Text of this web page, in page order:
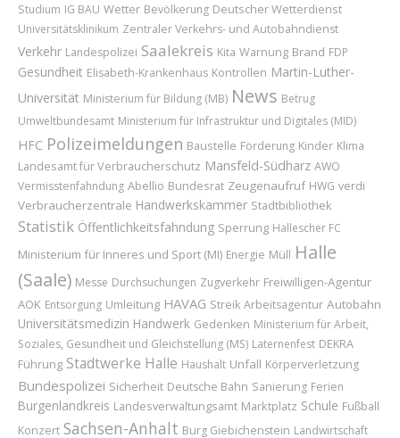
Studium IG BAU Wetter Bevölkerung Deutscher Wetterdienst
Universitätsklinikum Zentraler Verkehrs- und Autobahndienst
Verkehr Landespolizei Saalekreis Kita Warnung Brand FDP
Gesundheit Elisabeth-Krankenhaus Kontrollen Martin-Luther-
Universität Ministerium für Bildung (MB) News Betrug
Umweltbundesamt Ministerium für Infrastruktur und Digitales (MID)
HFC Polizeimeldungen Baustelle Förderung Kinder Klima
Landesamt für Verbraucherschutz Mansfeld-Südharz AWO
Vermisstenfahndung Abellio Bundesrat Zeugenaufruf HWG verdi
Verbraucherzentrale Handwerkskammer Stadtbibliothek
Statistik Öffentlichkeitsfahndung Sperrung Hallescher FC
Ministerium für Inneres und Sport (MI) Energie Müll Halle
(Saale) Messe Durchsuchungen Zugverkehr Freiwilligen-Agentur
AOK Entsorgung Umleitung HAVAG Streik Arbeitsagentur Autobahn
Universitätsmedizin Handwerk Gedenken Ministerium für Arbeit,
Soziales, Gesundheit und Gleichstellung (MS) Laternenfest DEKRA
Führung Stadtwerke Halle Haushalt Unfall Körperverletzung
Bundespolizei Sicherheit Deutsche Bahn Sanierung Ferien
Burgenlandkreis Landesverwaltungsamt Marktplatz Schule Fußball
Konzert Sachsen-Anhalt Burg Giebichenstein Landwirtschaft